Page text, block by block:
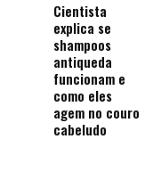
Cientista
explica se
shampoos
antiqueda
funcionam e
como eles
agem no couro
cabeludo